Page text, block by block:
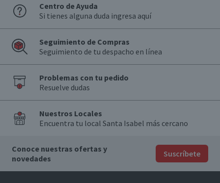
Centro de Ayuda
Si tienes alguna duda ingresa aquí
Seguimiento de Compras
Seguimiento de tu despacho en línea
Problemas con tu pedido
Resuelve dudas
Nuestros Locales
Encuentra tu local Santa Isabel más cercano
Conoce nuestras ofertas y
novedades
Suscríbete